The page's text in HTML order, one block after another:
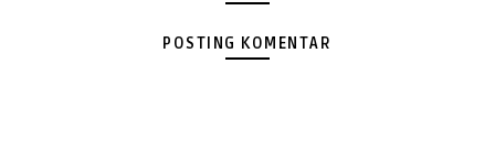
POSTING KOMENTAR